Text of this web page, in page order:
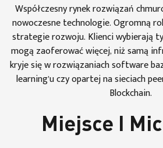
Współczesny rynek rozwiązań
nowoczesne technologie. Ogromną
strategie rozwoju. Klienci wybierają
mogą zaoferować więcej, niż samą
kryje się w rozwiązaniach software
learning’u czy opartej na sieciach
Blockchain.
Miejsce I